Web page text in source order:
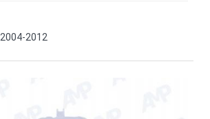
2004-2012